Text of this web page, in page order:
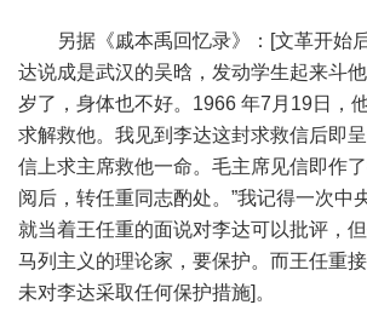
另据《戚本禹回忆录》：[文革开始
达说成是武汉的吴晗，发动学生起来斗
岁了，身体也不好。1966 年7月19日，
求解救他。我见到李达这封求救信后即
信上求主席救他一命。毛主席见信即作
阅后，转任重同志酌处。”我记得一次中
就当着王任重的面说对李达可以批评，
马列主义的理论家，要保护。而王任重
未对李达采取任何保护措施]。